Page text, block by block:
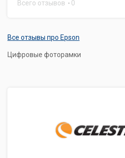
Всего отзывов 0
Все отзывы про Epson
Цифровые фоторамки